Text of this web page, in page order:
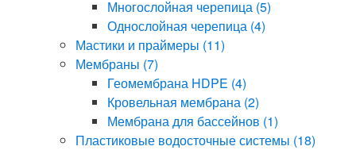
странице
товара.
Многослойная черепица (5)
Однослойная черепица (4)
Мастики и праймеры (11)
Мембраны (7)
Геомембрана HDPE (4)
Кровельная мембрана (2)
Мембрана для бассейнов (1)
Пластиковые водосточные системы (18)